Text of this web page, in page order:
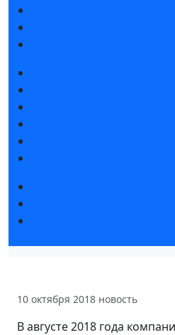
10 октября 2018 новость
В августе 2018 года